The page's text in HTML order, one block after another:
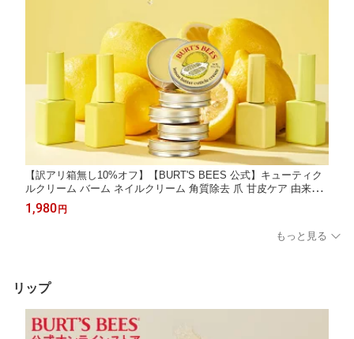
【訳アリ箱無し10%オフ】【BURT'S BEES 公式】キューティク
ルクリーム バーム ネイルクリーム 角質除去 爪 甘皮ケア 由来成
分 レモンバター ネイルオイル キューティクルオイル バーツビー
ズ BURTS BEES
1,980 円
もっと見る
リップ